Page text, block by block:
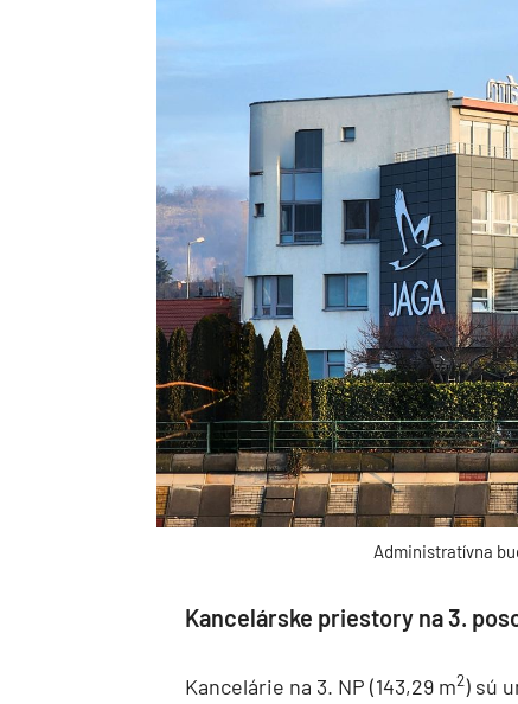
Administratívna
Kancelárske priestory na 3.
Kancelárie na 3. NP (143,29 m2) sú